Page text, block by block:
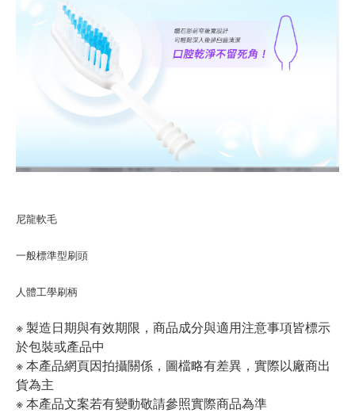
尼龍軟毛
一般標準型刷頭
人體工學刷柄
※ 製造日期與有效期限，商品成分與適用注意事項皆標示
於包裝或產品中
※ 本產品網頁因拍攝關係，圖檔略有差異，實際以廠商出
貨為主
※ 本產品文案若有變動敬請參照實際商品為準